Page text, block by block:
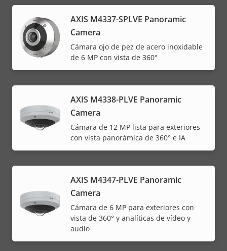
AXIS M4337-SPLVE Panoramic
Camera
Cámara ojo de pez de acero inoxidable
de 6 MP con vista de 360°
AXIS M4338-PLVE Panoramic
Camera
Cámara de 12 MP lista para exteriores
con vista panorámica de 360° e IA
AXIS M4347-PLVE Panoramic
Camera
Cámara de 6 MP para exteriores con
vista de 360° y analíticas de vídeo y
audio